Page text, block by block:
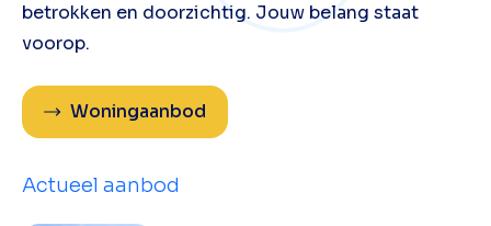
betrokken en doorzichtig. Jouw belang staat
voorop.
Woningaanbod
Actueel aanbod